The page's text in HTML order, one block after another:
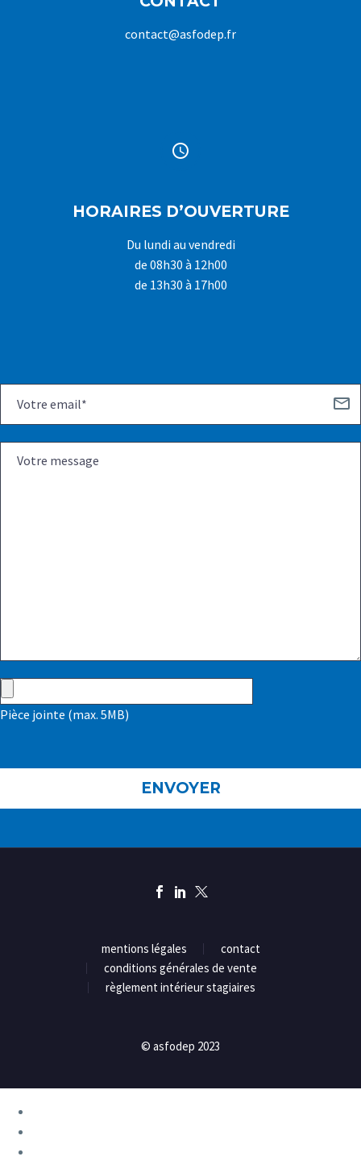
contact@asfodep.fr


HORAIRES D’OUVERTURE
Du lundi au vendredi
de 08h30 à 12h00
de 13h30 à 17h00
Pièce jointe (max. 5MB)
mentions légales
contact
conditions générales de vente
règlement intérieur stagiaires
© asfodep 2023